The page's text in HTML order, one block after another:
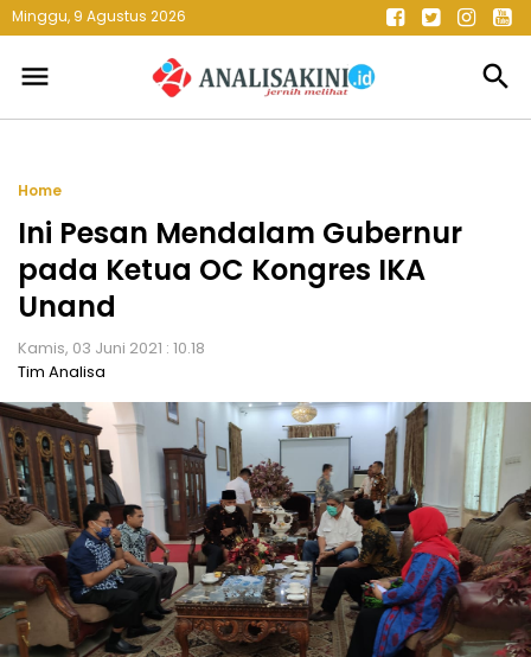
Minggu, 9 Agustus 2026
menu search
Home
Ini Pesan Mendalam Gubernur
pada Ketua OC Kongres IKA
Unand
Kamis, 03 Juni 2021 : 10.18
Tim Analisa